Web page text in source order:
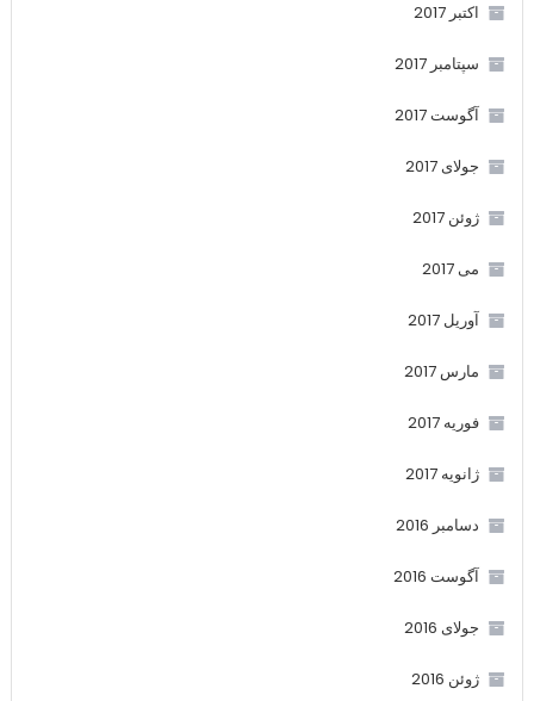
اکتبر 2017
سپتامبر 2017
آگوست 2017
جولای 2017
ژوئن 2017
می 2017
آوریل 2017
مارس 2017
فوریه 2017
ژانویه 2017
دسامبر 2016
آگوست 2016
جولای 2016
ژوئن 2016